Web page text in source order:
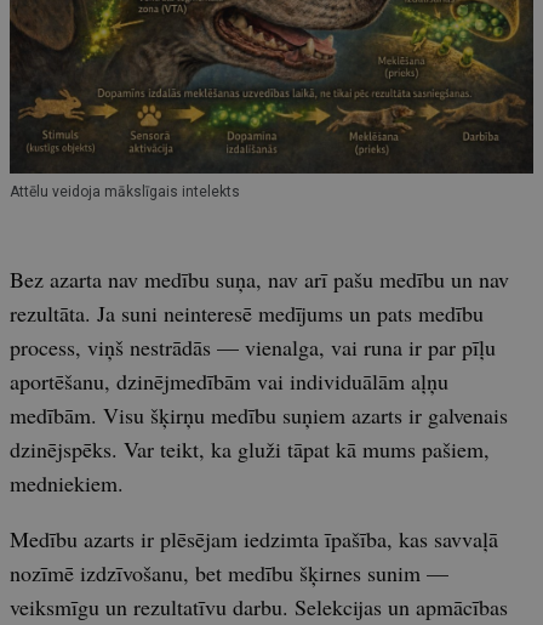
Attēlu veidoja mākslīgais intelekts
Bez azarta nav medību suņa, nav arī pašu medību un nav
rezultāta. Ja suni neinteresē medījums un pats medību
process, viņš nestrādās — vienalga, vai runa ir par pīļu
aportēšanu, dzinējmedībām vai individuālām aļņu
medībām. Visu šķirņu medību suņiem azarts ir galvenais
dzinējspēks. Var teikt, ka gluži tāpat kā mums pašiem,
medniekiem.
Medību azarts ir plēsējam iedzimta īpašība, kas savvaļā
nozīmē izdzīvošanu, bet medību šķirnes sunim —
veiksmīgu un rezultatīvu darbu. Selekcijas un apmācības